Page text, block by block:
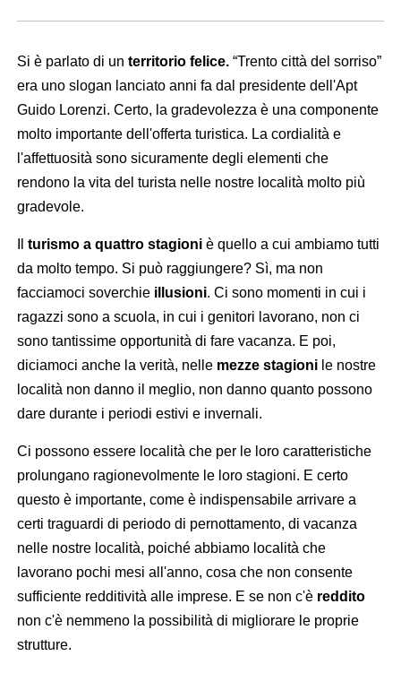
Si è parlato di un territorio felice.“Trento città del sorriso”
era uno slogan lanciato anni fa dal presidente dell'Apt
Guido Lorenzi. Certo, la gradevolezza è una componente
molto importante dell'offerta turistica. La cordialità e
l'affettuosità sono sicuramente degli elementi che
rendono la vita del turista nelle nostre località molto più
gradevole.
turismo a quattro stagioni è quello a cui ambiamo tutti
da molto tempo. Si può raggiungere? Sì, ma non
facciamoci soverchie illusioni. Ci sono momenti in cui i
ragazzi sono a scuola, in cui i genitori lavorano, non ci
sono tantissime opportunità di fare vacanza. E poi,
diciamoci anche la verità, nelle mezze stagionile nostre
località non danno il meglio, non danno quanto possono
dare durante i periodi estivi e invernali.
Ci possono essere località che per le loro caratteristiche
prolungano ragionevolmente le loro stagioni. E certo
questo è importante, come è indispensabile arrivare a
certi traguardi di periodo di pernottamento, di vacanza
nelle nostre località, poiché abbiamo località che
lavorano pochi mesi all'anno, cosa che non consente
sufficiente redditività alle imprese. E se non c'è reddito
non c'è nemmeno la possibilità di migliorare le proprie
strutture.